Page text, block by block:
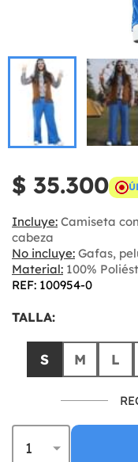
$ 35.300
Incluye: Camiseta
cabeza
No incluye: Gafas,
Material: 100%
REF: 100954-0
TALLA:
S M L